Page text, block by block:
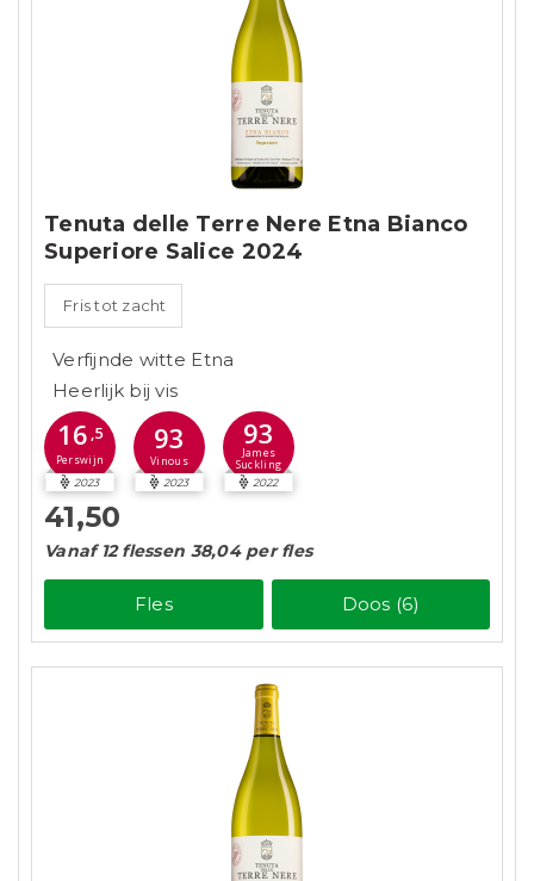
Tenuta delle Terre Nere Etna Bianco
Superiore Salice 2024
Fris tot zacht
Verfijnde witte Etna
Heerlijk bij vis
16 ,5
Perswijn
2023
93
Vinous
2023
93
James
Suckling
2022
41,50
Vanaf 12 flessen 38,04 per fles
Fles Doos (6)